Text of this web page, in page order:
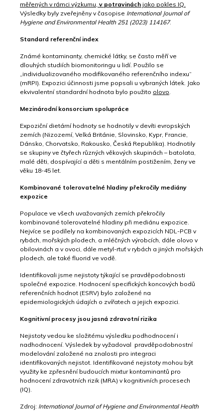
měřených v rámci výzkumu, v potravinách jako pokles IQ.
Výsledky byly zveřejněny v časopise International Journal of
Hygiene and Environmental Health 251 (2023) 114167.
Standard referenční index
Známé kontaminanty, chemické látky, se často měří ve
dlouhých studiích biomonitoringu u lidí. Použilo se
„individualizovaného modifikovaného referenčního indexu“
(mRPI). Expozici účinnosti jsme popsali u vybraných látek. Jako
ekvivalentní standardní hodnota bylo použito olovo.
Mezinárodní konsorcium spolupráce
Expoziční dietární hodnoty se hodnotily v devíti evropských
zemích (Nizozemí, Velká Británie, Slovinsko, Kypr, Francie,
Dánsko, Chorvatsko, Rakousko, Česká Republika). Hodnotily
se skupiny ve čtyřech různých věkových skupinách – batolata,
malé děti, dospívající a děti s mentálním postižením, ženy ve
věku 18-45 let.
Kombinované tolerovatelné hladiny překročily mediány
expozice
Populace ve všech uvažovaných zemích překročily
kombinované tolerovatelné hladiny při mediánu expozice.
Nejvíce se podílely na kombinovaných expozicích NDL-PCB v
rybách, mořských plodech, a mléčných výrobcích, dále olovo v
obilovinách a v ovoci, dále metyl-rtuť v rybách a jiných mořských
plodech, ale také fluorid ve vodě.
Identifikovali jsme nejistoty týkající se pravděpodobnosti
společné expozice. Hodnocení specifických koncových bodů
referenčních hodnot (ESRV) bylo založené na
epidemiologických údajích o zvířatech a jejich expozici.
Kognitivní procesy jsou jasná zdravotní rizika
Nejistoty vedou ke složitému výsledku podhodnocení i
nadhodnocení. Výsledek by vyžadoval pravděpodobnostní
modelování založené na znalosti pro integraci
identifikovaných nejistot. Identifikované nejistoty mohou být
využity ke zpřesnění budoucích mixtur kontaminantů pro
hodnocení zdravotních rizik (MRA) v kognitivních procesech
(IQ).
Zdroj: International Journal of Hygiene and Environmental Health